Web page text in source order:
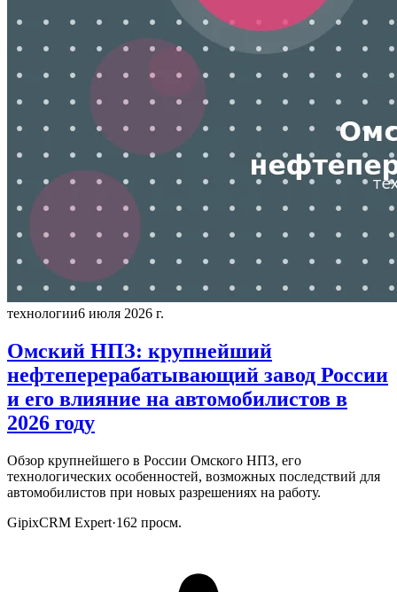
технологии6 июля 2026 г.
Омский НПЗ: крупнейший
нефтеперерабатывающий завод России
и его влияние на автомобилистов в
2026 году
Обзор крупнейшего в России Омского НПЗ, его
технологических особенностей, возможных последствий для
автомобилистов при новых разрешениях на работу.
GipixCRM Expert·162 просм.